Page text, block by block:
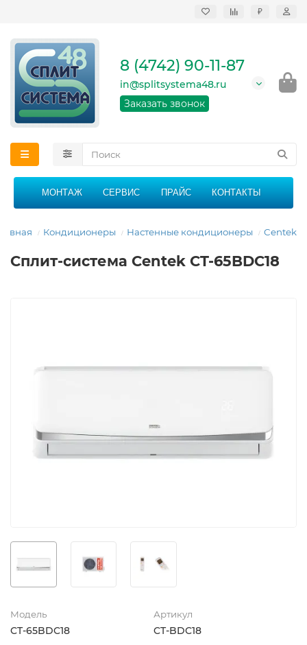
₽
кондиционеров в
области
График работы: 9:00 -
21:00 без перерыва и
8 (4742) 90-11-87
in@splitsystema48.ru
Заказать звонок
МОНТАЖ СЕРВИС ПРАЙС КОНТАКТЫ
Кондиционеры Настенные кондиционеры Centek
Сплит-система Centek CT-65BDC18
Модель
CT-65BDC18
Артикул
CT-BDC18